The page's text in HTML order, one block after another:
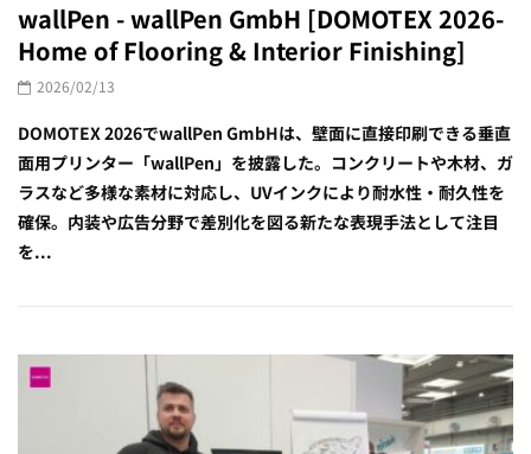
wallPen - wallPen GmbH [DOMOTEX 2026-
Home of Flooring & Interior Finishing]
2026/02/13
DOMOTEX 2026でwallPen GmbHは、壁面に直接印刷できる垂直
面用プリンター「wallPen」を披露した。コンクリートや木材、ガ
ラスなど多様な素材に対応し、UVインクにより耐水性・耐久性を
確保。内装や広告分野で差別化を図る新たな表現手法として注目
を...